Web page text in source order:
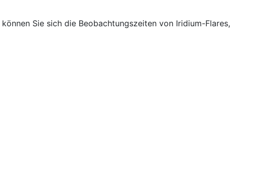
können Sie sich die Beobachtungszeiten von Iridium-Flares,